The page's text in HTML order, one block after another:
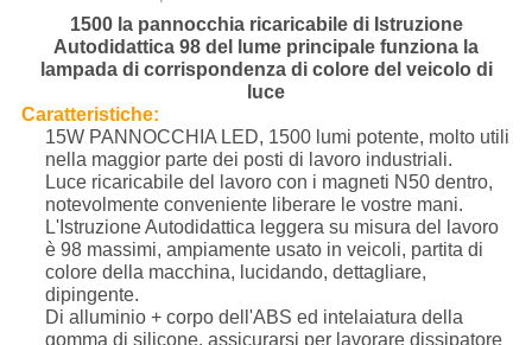
1500 la pannocchia ricaricabile di Istruzione
Autodidattica 98 del lume principale funziona la
lampada di corrispondenza di colore del veicolo di
luce
Caratteristiche:
15W PANNOCCHIA LED, 1500 lumi potente, molto utili
nella maggior parte dei posti di lavoro industriali.
Luce ricaricabile del lavoro con i magneti N50 dentro,
notevolmente conveniente liberare le vostre mani.
L'Istruzione Autodidattica leggera su misura del lavoro
è 98 massimi, ampiamente usato in veicoli, partita di
colore della macchina, lucidando, dettagliare,
dipingente.
Di alluminio + corpo dell'ABS ed intelaiatura della
gomma di silicone, assicurarsi per lavorare dissipatore